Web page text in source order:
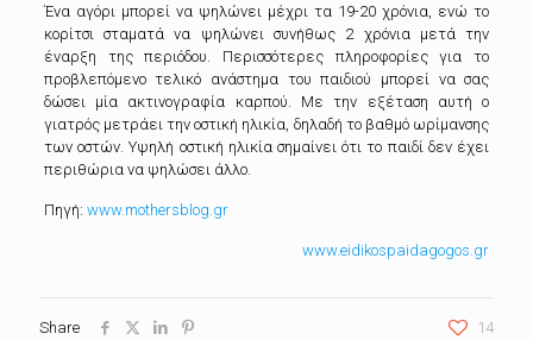
Ένα αγόρι μπορεί να ψηλώνει μέχρι τα 19-20 χρόνια, ενώ το
κορίτσι σταματά να ψηλώνει συνήθως 2 χρόνια μετά την
έναρξη της περιόδου. Περισσότερες πληροφορίες για το
προβλεπόμενο τελικό ανάστημα του παιδιού μπορεί να σας
δώσει μία ακτινογραφία καρπού. Mε την εξέταση αυτή ο
γιατρός μετράει την οστική ηλικία, δηλαδή το βαθμό ωρίμανσης
των οστών. Yψηλή οστική ηλικία σημαίνει ότι το παιδί δεν έχει
περιθώρια να ψηλώσει άλλο.
Πηγή: www.mothersblog.gr
www.eidikospaidagogos.gr
Share 14